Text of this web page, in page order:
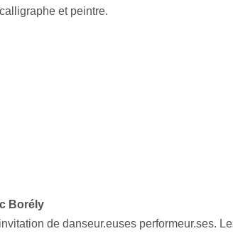
et peintre.
Borély
de danseur.euses performeur.ses.